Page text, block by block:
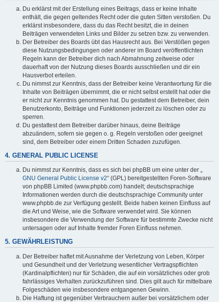
Du erklärst mit der Erstellung eines Beitrags, dass er keine Inhalte
enthält, die gegen geltendes Recht oder die guten Sitten verstoßen. Du
erklärst insbesondere, dass du das Recht besitzt, die in deinen
Beiträgen verwendeten Links und Bilder zu setzen bzw. zu verwenden.
Der Betreiber des Boards übt das Hausrecht aus. Bei Verstößen gegen
diese Nutzungsbedingungen oder anderer im Board veröffentlichten
Regeln kann der Betreiber dich nach Abmahnung zeitweise oder
dauerhaft von der Nutzung dieses Boards ausschließen und dir ein
Hausverbot erteilen.
Du nimmst zur Kenntnis, dass der Betreiber keine Verantwortung für die
Inhalte von Beiträgen übernimmt, die er nicht selbst erstellt hat oder die
er nicht zur Kenntnis genommen hat. Du gestattest dem Betreiber, dein
Benutzerkonto, Beiträge und Funktionen jederzeit zu löschen oder zu
sperren.
Du gestattest dem Betreiber darüber hinaus, deine Beiträge
abzuändern, sofern sie gegen o. g. Regeln verstoßen oder geeignet
sind, dem Betreiber oder einem Dritten Schaden zuzufügen.
4. GENERAL PUBLIC LICENSE
Du nimmst zur Kenntnis, dass es sich bei phpBB um eine unter der „
GNU General Public License v2“ (GPL) bereitgestellten Foren-Software
von phpBB Limited (www.phpbb.com) handelt; deutschsprachige
Informationen werden durch die deutschsprachige Community unter
www.phpbb.de zur Verfügung gestellt. Beide haben keinen Einfluss auf
die Art und Weise, wie die Software verwendet wird. Sie können
insbesondere die Verwendung der Software für bestimmte Zwecke nicht
untersagen oder auf Inhalte fremder Foren Einfluss nehmen.
5. GEWÄHRLEISTUNG
Der Betreiber haftet mit Ausnahme der Verletzung von Leben, Körper
und Gesundheit und der Verletzung wesentlicher Vertragspflichten
(Kardinalpflichten) nur für Schäden, die auf ein vorsätzliches oder grob
fahrlässiges Verhalten zurückzuführen sind. Dies gilt auch für mittelbare
Folgeschäden wie insbesondere entgangenen Gewinn.
Die Haftung ist gegenüber Verbrauchern außer bei vorsätzlichem oder